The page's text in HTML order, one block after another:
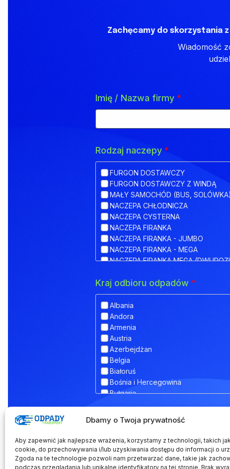
Dbamy o Twoja prywatność
Aby zapewnić jak najlepsze wrażenia, korzystamy z technologii, takich
cookie, do przechowywania i/lub uzyskiwania dostępu do informacji o
Zgoda na te technologie pozwoli nam przetwarzać dane, takie jak
podczas przeglądania lub unikalne identyfikatory na tej stronie. Brak
Zachęcamy do skorzystania
Wiadomość
Imię / Nazwa firmy *
Rodzaj naczepy *
FURGON DOSTAWCZY
FURGON DOSTAWCZY Z WINDĄ
MAŁY SAMOCHÓD (BUS, SOLÓWKA)
NACZEPA CHŁODNICZA
NACZEPA CYSTERNA
NACZEPA FIRANKA
NACZEPA FIRANKA - JUMBO
NACZEPA FIRANKA - MEGA
NACZEPA FIRANKA MEGA
NACZEPA HAKOWA Z PRZYCZEPĄ
NACZEPA IZOTERMA
NACZEPA KŁONICOWA
NACZEPA KONTENEROWA
NACZEPA MEGA
NACZEPA NISKOPODWOZIOWA
NACZEPA NISKOPODWOZIOWA Z
NACZEPA ODKRYTA (FLATBED)
NACZEPA PLATFORMA
NACZEPA PLATFORMOWA BDF
NACZEPA PRZEZNACZONA DO
NACZEPA TELEMEGA
NACZEPA TYPU INLOADER
NACZEPA TYPU JOLODA
Kraj odbioru odpadów *
Albania
Andora
Armenia
Austria
Azerbejdżan
Belgia
Białoruś
Bośnia i Hercegowina
Bułgaria
Czarnogóra
Czechy
Dania
Estonia
Dodatkowe informacje